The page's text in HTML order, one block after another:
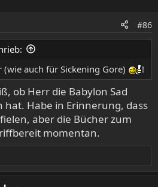
#86
auch für Sickening Gore)
!
ob Herr die Babylon Sad
hat. Habe in Erinnerung, dass
aber die Bücher zum
momentan.